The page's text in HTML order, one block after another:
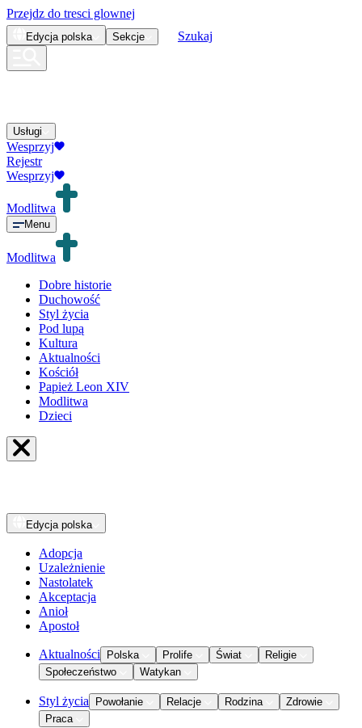
Przejdz do tresci glownej
Edycja polska Sekcje Szukaj
Usługi
Wesprzyj
Rejestr
Wesprzyj
Modlitwa
Menu
Modlitwa
Dobre historie
Duchowość
Styl życia
Pod lupą
Kultura
Aktualności
Kościół
Papież Leon XIV
Modlitwa
Dzieci
Edycja polska
Adopcja
Uzależnienie
Nastolatek
Akceptacja
Anioł
Apostoł
Aktualności Polska Prolife Świat
Religie
Społeczeństwo
Watykan
Styl życia Powołanie Relacje Rodzina
Zdrowie
Praca